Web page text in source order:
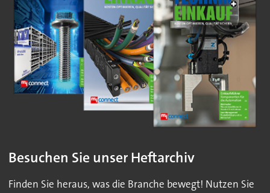
Besuchen Sie unser Heftarchiv
Finden Sie heraus, was die Branche bewegt! Nutzen Sie